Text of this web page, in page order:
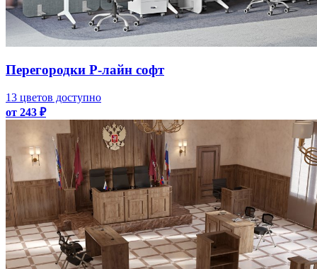
Перегородки Р-лайн софт
13 цветов доступно
от 243 ₽